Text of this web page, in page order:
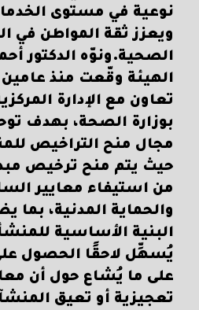
نوعية في مستوى
ويعزز ثقة المواطن في
الصحية.ونوّه الدكتور
الهيئة وقّعت منذ عامين
تعاون مع الإدارة
بوزارة الصحة، بهدف
مجال منح التراخيص
حيث يتم منح ترخيص
من استيفاء معايير
والحماية المدنية، بما
البنية الأساسية
يُسهِّل لاحقًا الحصول على
على ما يُشاع حول أن
تعجيزية أو تعيق